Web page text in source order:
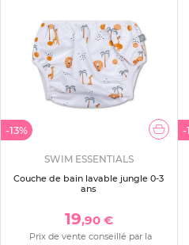
-13%
SWIM ESSENTIALS
Couche de bain lavable jungle 0-3
ans
19,90 €
Prix de vente conseillé par la
-